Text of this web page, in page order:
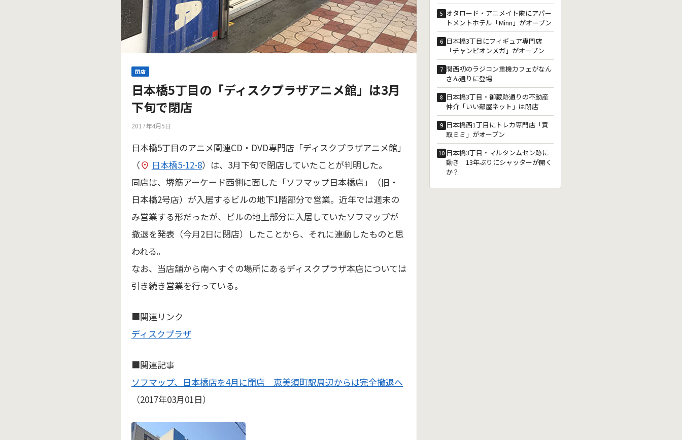
閉店
日本橋5丁目の「ディスクプラザアニメ館」は3月
下旬で閉店
2017年4月5日
日本橋5丁目のアニメ関連CD・DVD専門店「ディスクプラザアニメ館」
（
日本橋5-12-8）は、3月下旬で閉店していたことが判明した。
同店は、堺筋アーケード西側に面した「ソフマップ日本橋店」（旧・
日本橋2号店）が入居するビルの地下1階部分で営業。近年では週末の
み営業する形だったが、ビルの地上部分に入居していたソフマップが
撤退を発表（今月2日に閉店）したことから、それに連動したものと思
われる。
なお、当店舗から南へすぐの場所にあるディスクプラザ本店については
引き続き営業を行っている。
■関連リンク
ディスクプラザ
■関連記事
ソフマップ、日本橋店を4月に閉店 恵美須町駅周辺からは完全撤退へ
（2017年03月01日）
5 オタロード・アニメイト隣にアパー
トメントホテル「Minn」がオープン
6 日本橋3丁目にフィギュア専門店
「チャンピオンメガ」がオープン
7 関西初のラジコン重機カフェがなん
さん通りに登場
8 日本橋3丁目・御蔵跡通りの不動産
仲介「いい部屋ネット」は閉店
9 日本橋西1丁目にトレカ専門店「買
取ミミ」がオープン
10 日本橋3丁目・マルタンムセン跡に
動き 13年ぶりにシャッターが開く
か？